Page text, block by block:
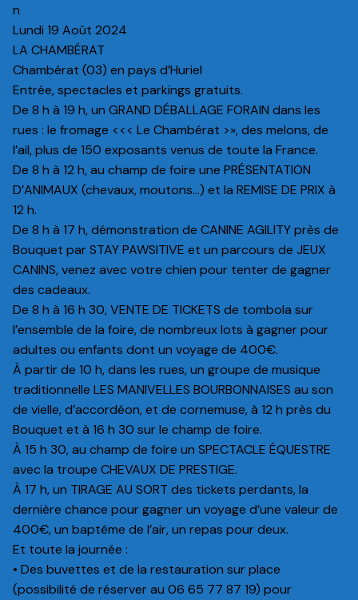
n
Lundi 19 Août 2024
LA CHAMBÉRAT
Chambérat (03) en pays d’Huriel
Entrée, spectacles et parkings gratuits.
De 8 h à 19 h, un GRAND DÉBALLAGE FORAIN dans les
rues : le fromage <<< Le Chambérat >», des melons, de
l’ail, plus de 150 exposants venus de toute la France.
De 8 h à 12 h, au champ de foire une PRÉSENTATION
D’ANIMAUX (chevaux, moutons…) et la REMISE DE PRIX à
12 h.
De 8 h à 17 h, démonstration de CANINE AGILITY près de
Bouquet par STAY PAWSITIVE et un parcours de JEUX
CANINS, venez avec votre chien pour tenter de gagner
des cadeaux.
De 8 h à 16 h 30, VENTE DE TICKETS de tombola sur
l’ensemble de la foire, de nombreux lots à gagner pour
adultes ou enfants dont un voyage de 400€.
À partir de 10 h, dans les rues, un groupe de musique
traditionnelle LES MANIVELLES BOURBONNAISES au son
de vielle, d’accordéon, et de cornemuse, à 12 h près du
Bouquet et à 16 h 30 sur le champ de foire.
À 15 h 30, au champ de foire un SPECTACLE ÉQUESTRE
avec la troupe CHEVAUX DE PRESTIGE.
À 17 h, un TIRAGE AU SORT des tickets perdants, la
dernière chance pour gagner un voyage d’une valeur de
400€, un baptême de l’air, un repas pour deux.
Et toute la journée :
• Des buvettes et de la restauration sur place
(possibilité de réserver au 06 65 77 87 19) pour